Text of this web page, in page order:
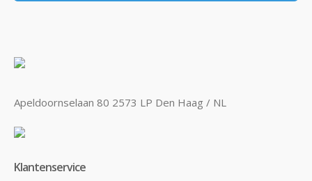
Apeldoornselaan 80 2573 LP Den Haag / NL
Klantenservice